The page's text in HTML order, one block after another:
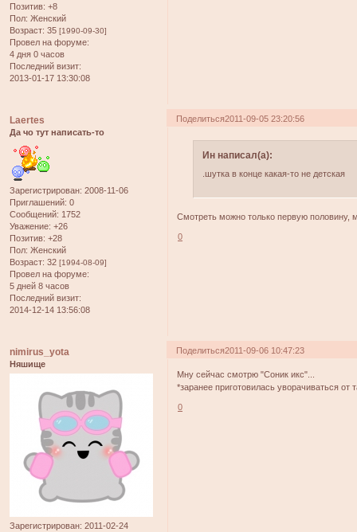
Позитив: +8
Пол: Женский
Возраст: 35 [1990-09-30]
Провел на форуме:
4 дня 0 часов
Последний визит:
2013-01-17 13:30:08
Поделиться2011-09-05 23:20:56
Laertes
Да чо тут написать-то
Зарегистрирован: 2008-11-06
Приглашений: 0
Сообщений: 1752
Уважение: +26
Позитив: +28
Пол: Женский
Возраст: 32 [1994-08-09]
Провел на форуме:
5 дней 8 часов
Последний визит:
2014-12-14 13:56:08
Ин написал(а):
.шутка в конце какая-то не детская
Смотреть можно только первую половину,
0
Поделиться2011-09-06 10:47:23
nimirus_yota
Няшище
Зарегистрирован: 2011-02-24
Мну сейчас смотрю "Соник икс"...
*заранее приготовилась уворачиваться от
0